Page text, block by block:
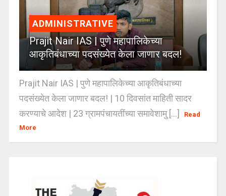
ADMINISTRATIVE
Prajit Nair IAS | पुणे महापालिकेच्या
आकृतिबंधाच्या पदसंख्येत केला जाणार बदल!
Prajit Nair IAS | पुणे महापालिकेच्या आकृतिबंधाच्या
पदसंख्येत केला जाणार बदल! | 10 दिवसांत माहिती सादर
करण्याचे आदेश | 23 ग्रामपंचायतींच्या समावेशामु [...]
Read
More